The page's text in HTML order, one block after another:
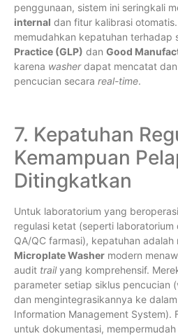
penggunaan, sistem ini seringkali
internal dan fitur kalibrasi
memudahkan kepatuhan terhadap
Practice (GLP) dan Good
karena washerdapat mencatat dan
pencucian secara real-time.
7. Kepatuhan
Kemampuan
Ditingkatkan
Untuk laboratorium yang
regulasi ketat (seperti laboratorium
QA/QC farmasi), kepatuhan adalah
Microplate Washer modern
audit trailyang komprehensif.
parameter setiap siklus pencucian
dan mengintegrasikannya ke
Information Management System).
untuk dokumentasi,